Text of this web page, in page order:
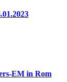
EM in Rom